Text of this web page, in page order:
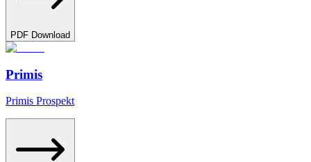
PDF Download
Primis
Primis Prospekt